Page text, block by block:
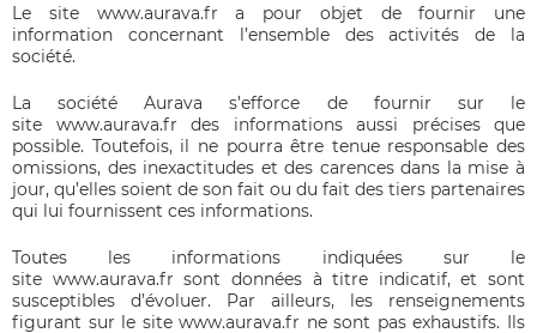
Le site www.aurava.fr a pour objet de fournir une
information concernant l’ensemble des activités de la
société.
La société Aurava s’efforce de fournir sur le
site www.aurava.fr des informations aussi précises que
possible. Toutefois, il ne pourra être tenue responsable des
omissions, des inexactitudes et des carences dans la mise à
jour, qu’elles soient de son fait ou du fait des tiers partenaires
qui lui fournissent ces informations.
Toutes les informations indiquées sur le
site www.aurava.fr sont données à titre indicatif, et sont
susceptibles d’évoluer. Par ailleurs, les renseignements
figurant sur le sitewww.aurava.fr ne sont pas exhaustifs. Ils